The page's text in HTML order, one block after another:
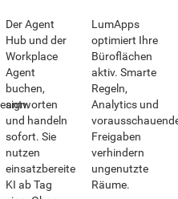
Der Agent
Hub und der
Workplace
Agent
buchen,
antworten
und handeln
sofort. Sie
nutzen
einsatzbereite
KI ab Tag
LumApps
optimiert Ihre
Büroflächen
aktiv. Smarte
Regeln,
Analytics und
Freigaben
verhindern
ungenutzte
Räume.